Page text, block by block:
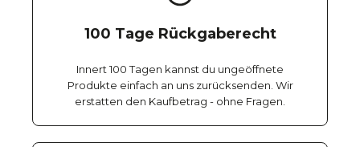
100 Tage Rückgaberecht
Innert 100 Tagen kannst du ungeöffnete
Produkte einfach an uns zurücksenden. Wir
erstatten den Kaufbetrag - ohne Fragen.